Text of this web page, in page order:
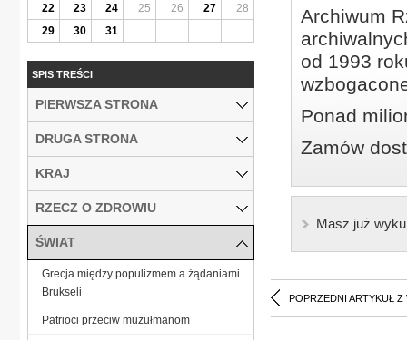
Archiwum
od 1993
Ponad
Zamów
Masz już
POPRZEDNI ARTYKUŁ Z
22
23 24 25 26 27
28
29
30 31
SPIS TREŚCI
PIERWSZA STRONA
DRUGA STRONA
KRAJ
RZECZ O ZDROWIU
ŚWIAT
Grecja między populizmem a żądaniami
Brukseli
Patrioci przeciw muzułmanom